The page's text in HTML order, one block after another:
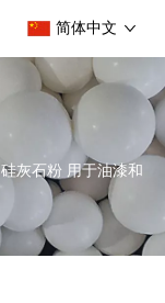
简体中文
硅灰石粉 用于油漆和